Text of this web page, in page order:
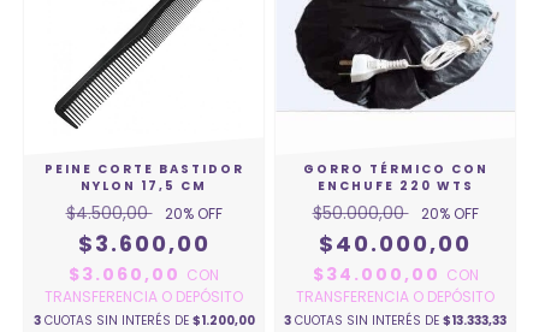
PEINE CORTE BASTIDOR
NYLON 17,5 CM
$4.500,00 20% OFF
$3.600,00
$3.060,00 CON
TRANSFERENCIA O DEPÓSITO
3 CUOTAS SIN INTERÉS DE $1.200,00
GORRO TÉRMICO CON
ENCHUFE 220 WTS
$50.000,00 20% OFF
$40.000,00
$34.000,00 CON
TRANSFERENCIA O DEPÓSITO
3 CUOTAS SIN INTERÉS DE $13.333,33